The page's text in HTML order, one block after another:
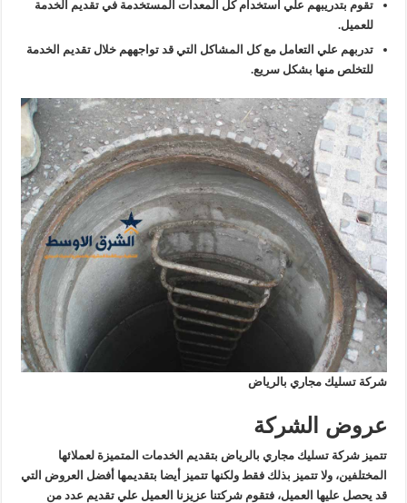
تقوم بتدريبهم علي استخدام كل المعدات المستخدمة في تقديم الخدمة
للعميل.
تدربهم علي التعامل مع كل المشاكل التي قد تواجههم خلال تقديم الخدمة
للتخلص منها بشكل سريع.
شركة تسليك مجاري بالرياض
عروض الشركة
تتميز شركة تسليك مجاري بالرياض بتقديم الخدمات المتميزة لعملائها
المختلفين، ولا تتميز بذلك فقط ولكنها تتميز أيضا بتقديمها أفضل العروض التي
قد يحصل عليها العميل، فتقوم شركتنا عزيزنا العميل علي تقديم عدد من